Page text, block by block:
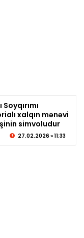
© sabirabadxeber.az
xalqın mənəvi
simvoludur
27.02.2026 » 11:33